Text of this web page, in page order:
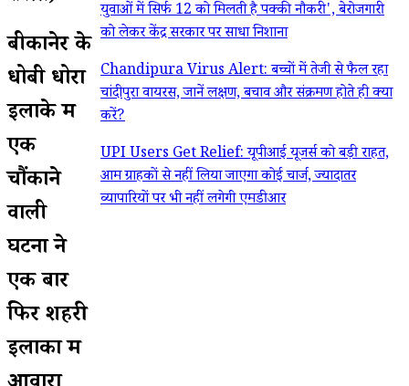
बीकानेर के
धोबी धोरा
इलाके में
एक
चौंकाने
वाली
घटना ने
एक बार
फिर शहरी
इलाकों में
युवाओं में सिर्फ 12 को मिलती है पक्की नौकरी', बेरोजगारी
को लेकर केंद्र सरकार पर साधा निशाना
Chandipura Virus Alert: बच्चों में तेजी से फैल रहा
चांदीपुरा वायरस, जानें लक्षण, बचाव और संक्रमण होते ही क्या
करें?
UPI Users Get Relief: यूपीआई यूजर्स को बड़ी राहत,
आम ग्राहकों से नहीं लिया जाएगा कोई चार्ज, ज्यादातर
व्यापारियों पर भी नहीं लगेगी एमडीआर